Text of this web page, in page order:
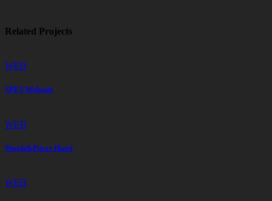
Related Projects
WEB
SPES Websajt
WEB
Woofs&Purrs Hotel
WEB